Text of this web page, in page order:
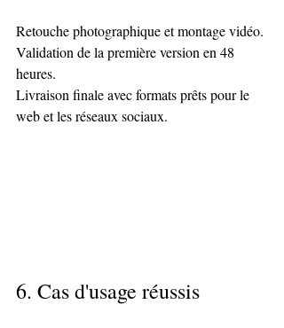
Retouche photographique et montage vidéo.
Validation de la première version en 48
heures.
Livraison finale avec formats prêts pour le
web et les réseaux sociaux.
6. Cas d'usage réussis